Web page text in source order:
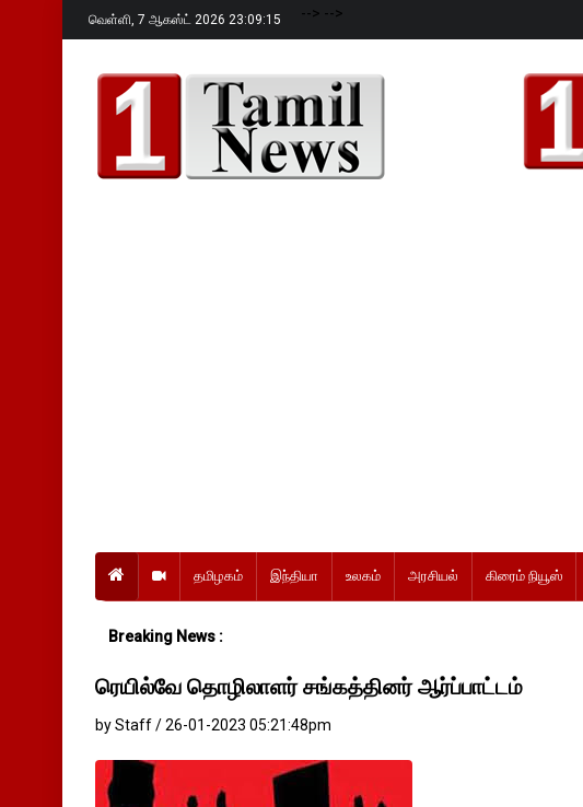
வெள்ளி, 7 ஆகஸ்ட் 2026 23:09:16 --> -->
தமிழகம் இந்தியா உலகம் அரசியல் கிரைம் நியூஸ்
Breaking News :
ரெயில்வே தொழிலாளர் சங்கத்தினர் ஆர்ப்பாட்டம்
by Staff / 26-01-2023 05:21:48pm